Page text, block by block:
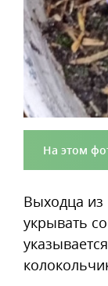
На этом
Выходца из
укрывать